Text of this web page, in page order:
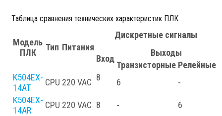
Таблица сравнения технических характеристик ПЛК
Модель
ПЛК
Тип Питания
Дискретные сигналы
Вход
Выходы
Транзисторные Релейные
K504EX-
14AT
CPU 220 VAC 8 6 -
K504EX-
14AR
CPU 220 VAC 8 - 6